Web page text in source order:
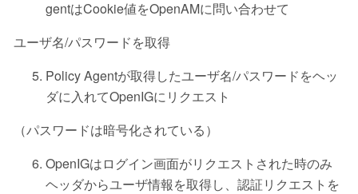
gentはCookie値をOpenAMに問い合わせて
ユーザ名/パスワードを取得
Policy Agentが取得したユーザ名/パスワードをヘッ
ダに入れてOpenIGにリクエスト
（パスワードは暗号化されている）
OpenIGはログイン画面がリクエストされた時のみ
ヘッダからユーザ情報を取得し、認証リクエストを